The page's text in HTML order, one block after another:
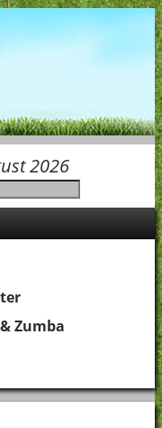
SVL
Jugend
2026
Zumba